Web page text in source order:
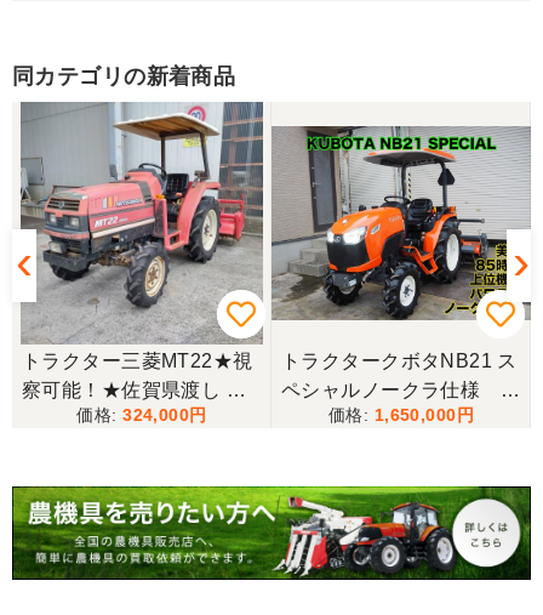
岐阜県／田畑
しっかり整備をしてくださり安心して購入させてい
ただきましたありがとうございます
岐阜県／長池松広
この度は、コンバイン購入に際しまして、納品日に
際しては、ご配慮頂き誠にありがとうございまし
た。本当に助かりました。
岐阜県／バインダー
急なお願いにも対応ありがとうございました。 あり
がとうございました。 親切に対応していただきまし
岐阜県／横倉林
ありがとうございます。
同カテゴリの新着商品
トラクター三菱MT22★視
察可能！★佐賀県渡し 三
菱 トラクター MT22 22馬
ー MT 4WD ディーゼル 現
状渡し【P11460730】
324,000
トラクタークボタNB21 ス
ペシャルノークラ仕様 上
位機種
1,650,000